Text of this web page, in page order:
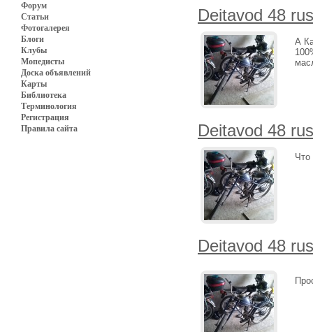
Форум
Статьи
Фотогалерея
Блоги
Клубы
Мопедисты
Доска объявлений
Карты
Библиотека
Терминология
Регистрация
Правила сайта
Deitavod 48 rus
А
Deitavod 48 rus
Что
Deitavod 48 rus